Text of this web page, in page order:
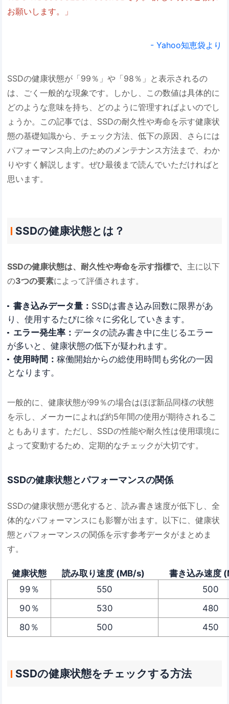
お願いします。」
- Yahoo知恵袋より
SSDの健康状態が「99％」や「98％」と表示されるの
は、ごく一般的な現象です。しかし、この数値は具体的に
どのような意味を持ち、どのように管理すればよいのでし
ょうか。この記事では、SSDの耐久性や寿命を示す健康状
態の基礎知識から、チェック方法、低下の原因、さらには
パフォーマンス向上のためのメンテナンス方法まで、わか
りやすく解説します。ぜひ最後まで読んでいただければと
思います。
SSDの健康状態とは？
SSDの健康状態は、耐久性や寿命を示す指標で、 主に以下
の3つの要素によって評価されます。
書き込みデータ量： SSDは書き込み回数に限界があ
り、使用するたびに徐々に劣化していきます。
エラー発生率： データの読み書き中に生じるエラー
が多いと、健康状態の低下が疑われます。
使用時間： 稼働開始からの総使用時間も劣化の一因
となります。
一般的に、健康状態が99％の場合はほぼ新品同様の状態
を示し、メーカーによれば約5年間の使用が期待されるこ
ともあります。ただし、SSDの性能や耐久性は使用環境に
よって変動するため、定期的なチェックが大切です。
SSDの健康状態とパフォーマンスの関係
SSDの健康状態が悪化すると、読み書き速度が低下し、全
体的なパフォーマンスにも影響が出ます。以下に、健康状
態とパフォーマンスの関係を示す参考データがまとめま
す。
健康状態 読み取り速度 (MB/s)
書き込み速度
99％
550
500
90％
530
480
80％
500 450
SSDの健康状態をチェックする方法